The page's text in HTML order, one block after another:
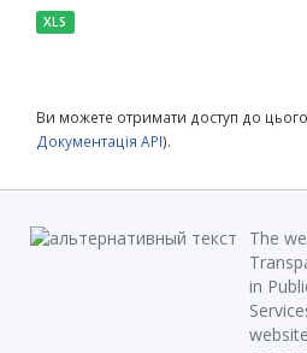
XLS
Ви можете отримати доступ до
Документація API).
The
in